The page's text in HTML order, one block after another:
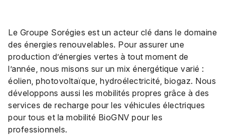
Le Groupe Sorégies est un acteur clé dans le domaine
des énergies renouvelables. Pour assurer une
production d’énergies vertes à tout moment de
l’année, nous misons sur un mix énergétique varié :
éolien, photovoltaïque, hydroélectricité, biogaz. Nous
développons aussi les mobilités propres grâce à des
services de recharge pour les véhicules électriques
pour tous et la mobilité BioGNV pour les
professionnels.